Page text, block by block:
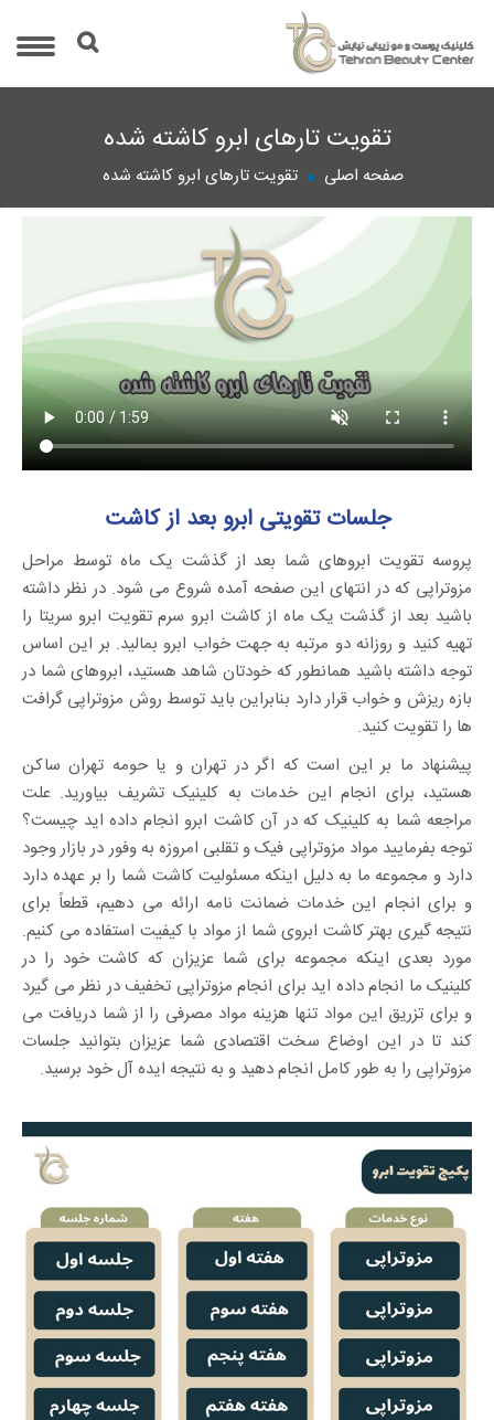
تقویت تارهای ابرو کاشته شده
صفحه اصلی تقویت تارهای ابرو کاشته شده
جلسات تقویتی ابرو بعد از کاشت
پروسه تقویت ابروهای شما بعد از گذشت یک ماه توسط مراحل
مزوتراپی که در انتهای این صفحه آمده شروع می شود. در نظر داشته
باشید بعد از گذشت یک ماه از کاشت ابرو سرم تقویت ابرو سریتا را
تهیه کنید و روزانه دو مرتبه به جهت خواب ابرو بمالید. بر این اساس
توجه داشته باشید همانطور که خودتان شاهد هستید، ابروهای شما در
بازه ریزش و خواب قرار دارد بنابراین باید توسط روش مزوتراپی گرافت
ها را تقویت کنید.
پیشنهاد ما بر این است که اگر در تهران و یا حومه تهران ساکن
هستید، برای انجام این خدمات به کلینیک تشریف بیاورید. علت
مراجعه شما به کلینیک که در آن کاشت ابرو انجام داده اید چیست؟
توجه بفرمایید مواد مزوتراپی فیک و تقلبی امروزه به وفور در بازار وجود
دارد و مجموعه ما به دلیل اینکه مسئولیت کاشت شما را بر عهده دارد
و برای انجام این خدمات ضمانت نامه ارائه می دهیم، قطعاً برای
نتیجه گیری بهتر کاشت ابروی شما از مواد با کیفیت استفاده می کنیم.
مورد بعدی اینکه مجموعه برای شما عزیزان که کاشت خود را در
کلینیک ما انجام داده اید برای انجام مزوتراپی تخفیف در نظر می گیرد
و برای تزریق این مواد تنها هزینه مواد مصرفی را از شما دریافت می
کند تا در این اوضاع سخت اقتصادی شما عزیزان بتوانید جلسات
مزوتراپی را به طور کامل انجام دهید و به نتیجه ایده آل خود برسید.